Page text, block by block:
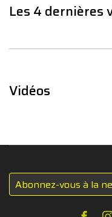
Les 4 dernières
Vidéos
Abonnez-vous à la